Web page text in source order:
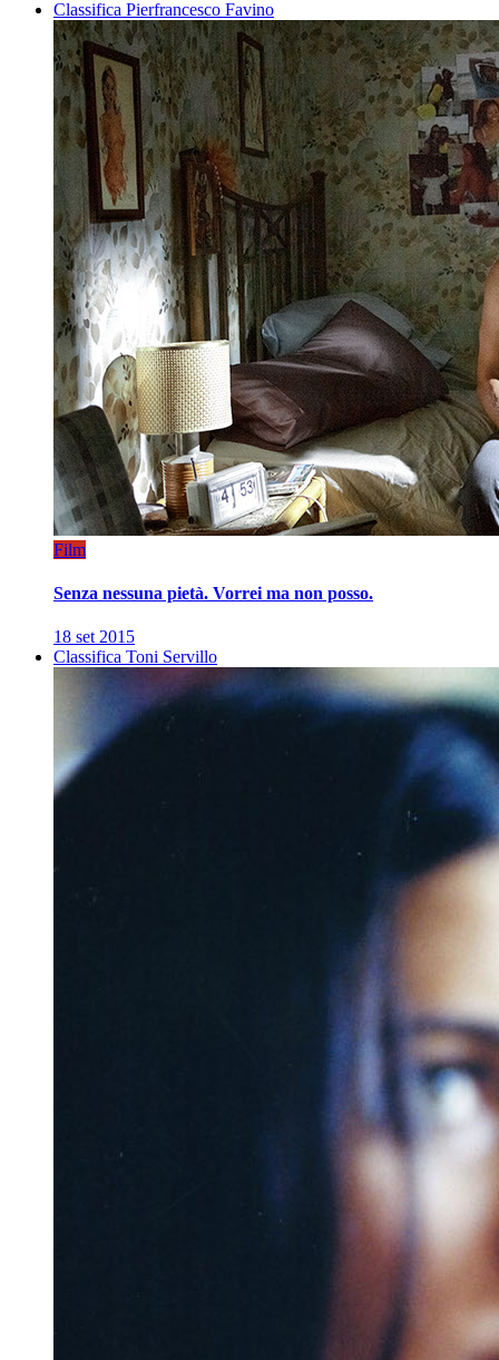
Classifica Pierfrancesco Favino
Film
Senza nessuna pietà. Vorrei ma non posso.
18 set 2015
Classifica Toni Servillo